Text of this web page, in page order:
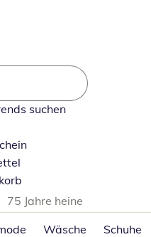
suchen
75 Jahre heine
Wäsche Schuhe